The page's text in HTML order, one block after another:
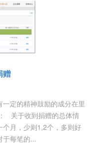
赠
定的精神鼓励的成分在里
关于收到捐赠的总体情
月，少则1,2个，多则好
于每笔的...